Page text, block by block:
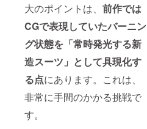
大のポイントは、 前作では
CGで表現していたバーニン
グ状態を「常時発光する新
造スーツ」として具現化す
る点にあります。これは、
非常に手間のかかる挑戦で
す。